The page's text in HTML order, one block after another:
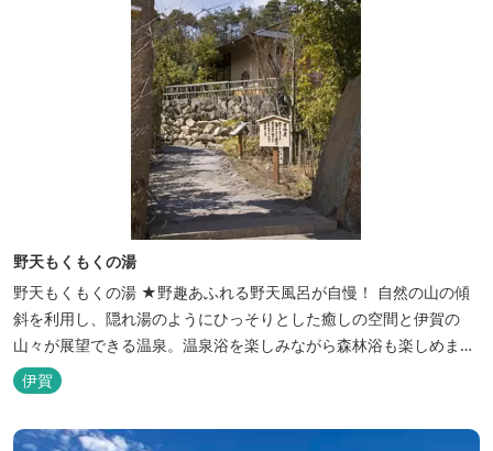
野天もくもくの湯
野天もくもくの湯 ★野趣あふれる野天風呂が自慢！ 自然の山の傾
斜を利用し、隠れ湯のようにひっそりとした癒しの空間と伊賀の
山々が展望できる温泉。温泉浴を楽しみながら森林浴も楽しめま
す。一枚岩をくり貫いてつくった湯船もあり、風情ある空間が魅力
です。 ★源泉100％の野天風呂 源泉100％の野天風呂が2つあり、
伊賀